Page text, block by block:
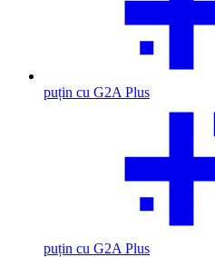
puțin cu G2A Plus
puțin cu G2A Plus